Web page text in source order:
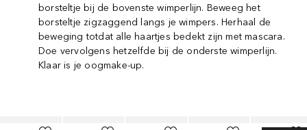
borsteltje bij de bovenste wimperlijn. Beweeg het
borsteltje zigzaggend langs je wimpers. Herhaal de
beweging totdat alle haartjes bedekt zijn met mascara.
Doe vervolgens hetzelfde bij de onderste wimperlijn.
Klaar is je oogmake-up.